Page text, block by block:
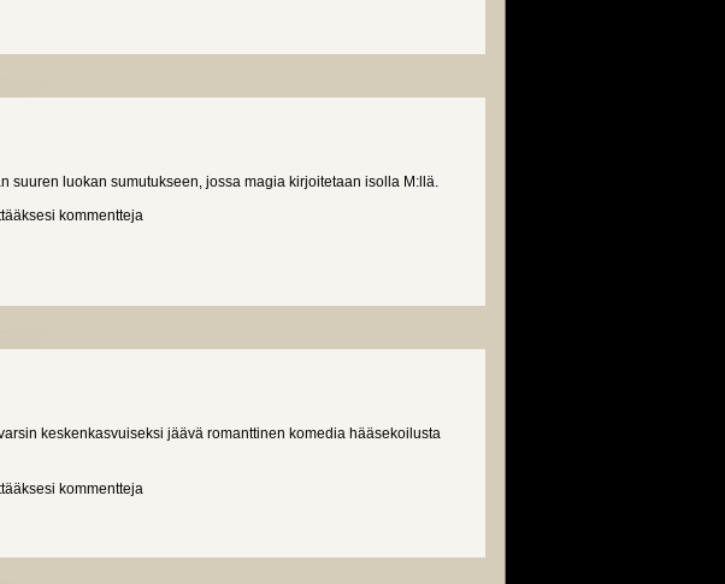
suuren luokan sumutukseen, jossa magia kirjoitetaan isolla M:llä.
kommentteja
keskenkasvuiseksi jäävä romanttinen komedia hääsekoilusta
anoppiakommentteja